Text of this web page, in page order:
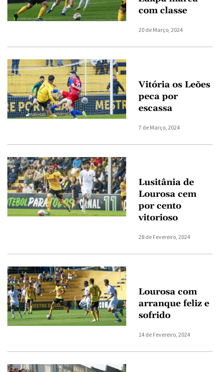
com classe
20 de Março, 2024
Vitória os Leões
peca por
escassa
7 de Março, 2024
Lusitânia de
Lourosa cem
por cento
vitorioso
28 de Fevereiro, 2024
Lourosa com
arranque feliz e
sofrido
14 de Fevereiro, 2024